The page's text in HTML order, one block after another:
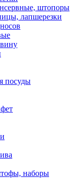
штопоры
лапшерезки
посуды
наборы